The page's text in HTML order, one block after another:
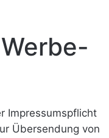
Impressumspflicht
Übersendung von